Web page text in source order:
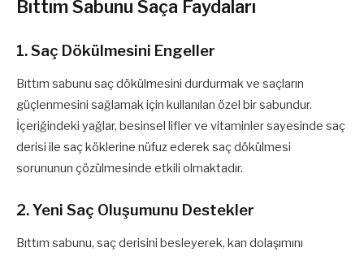
Bıttım Sabunu Saça Faydaları
1. Saç Dökülmesini Engeller
Bıttım sabunu saç dökülmesini durdurmak ve saçların
güçlenmesini sağlamak için kullanılan özel bir sabundur.
İçeriğindeki yağlar, besinsel lifler ve vitaminler sayesinde saç
derisi ile saç köklerine nüfuz ederek saç dökülmesi
sorununun çözülmesinde etkili olmaktadır.
2. Yeni Saç Oluşumunu Destekler
Bıttım sabunu, saç derisini besleyerek, kan dolaşımını